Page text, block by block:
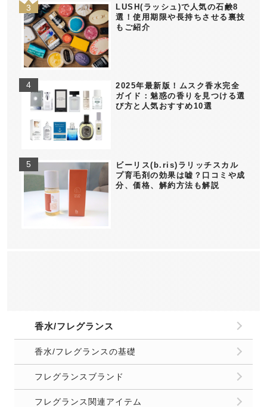
LUSH(ラッシュ)で人気の石鹸8
選！使用期限や長持ちさせる裏技
もご紹介
2025年最新版！ムスク香水完全
ガイド：魅惑の香りを見つける選
び方と人気おすすめ10選
ビーリス(b.ris)ラリッチスカル
プ育毛剤の効果は嘘？口コミや成
分、価格、解約方法も解説
香水/フレグランス
香水/フレグランスの基礎
フレグランスブランド
フレグランス関連アイテム